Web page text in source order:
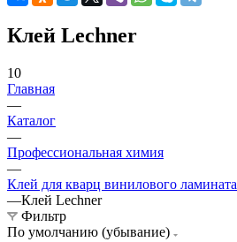
Клей Lechner
10
Главная
—
Каталог
—
Профессиональная химия
—
Клей для кварц винилового ламината
—Клей Lechner
Фильтр
По умолчанию (убывание)